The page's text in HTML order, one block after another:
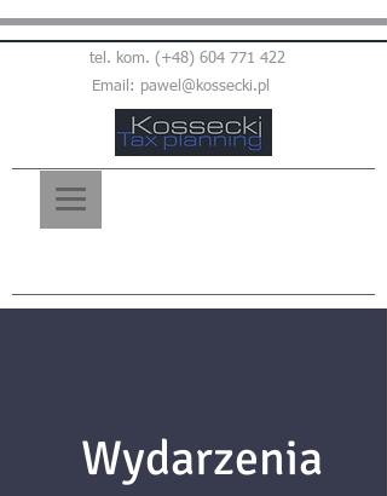
tel. kom. (+48) 604 771 422
Email: pawel@kossecki.pl
Wydarzenia